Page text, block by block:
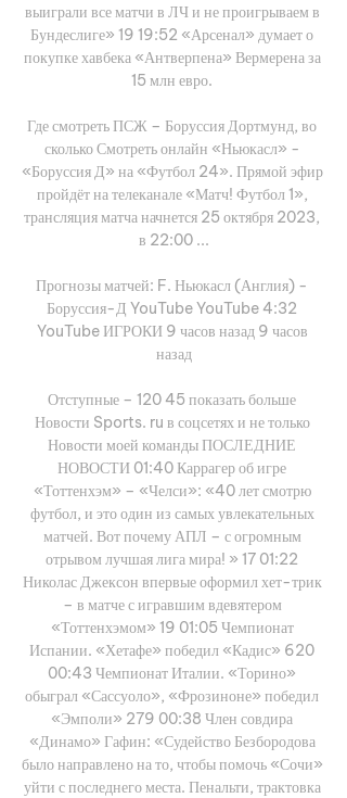
выиграли все матчи в ЛЧ и не проигрываем в
Бундеслиге» 19 19:52 «Арсенал» думает о
покупке хавбека «Антверпена» Вермерена за
15 млн евро.
Где смотреть ПСЖ – Боруссия Дортмунд, во
сколько Смотреть онлайн «Ньюкасл» -
«Боруссия Д» на «Футбол 24». Прямой эфир
пройдёт на телеканале «Матч! Футбол 1»,
трансляция матча начнется 25 октября 2023,
в 22:00 ...
Прогнозы матчей: F. Ньюкасл (Англия) -
Боруссия-Д YouTube YouTube 4:32
YouTube ИГРОКИ 9 часов назад 9 часов
назад
Отступные – 120 45 показать больше
Новости Sports. ru в соцсетях и не только
Новости моей команды ПОСЛЕДНИЕ
НОВОСТИ 01:40 Каррагер об игре
«Тоттенхэм» – «Челси»: «40 лет смотрю
футбол, и это один из самых увлекательных
матчей. Вот почему АПЛ – с огромным
отрывом лучшая лига мира! » 17 01:22
Николас Джексон впервые оформил хет-трик
– в матче с игравшим вдевятером
«Тоттенхэмом» 19 01:05 Чемпионат
Испании. «Хетафе» победил «Кадис» 620
00:43 Чемпионат Италии. «Торино»
обыграл «Сассуоло», «Фрозиноне» победил
«Эмполи» 279 00:38 Член совдира
«Динамо» Гафин: «Судейство Безбородова
было направлено на то, чтобы помочь «Сочи»
уйти с последнего места. Пенальти, трактовка